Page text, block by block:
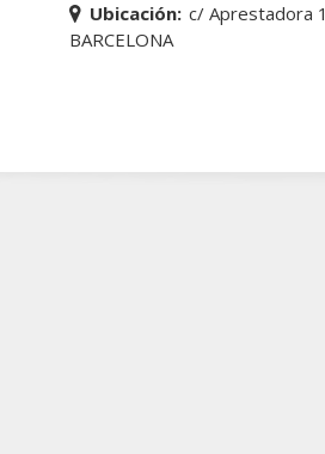
Ubicación: c/ Aprestadora
BARCELONA